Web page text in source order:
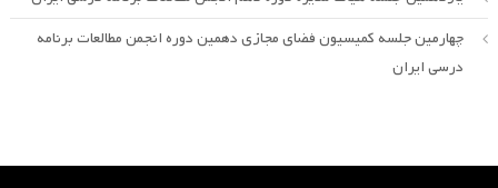
چهارمین جلسه کمیسیون فضای مجازی دهمین دوره انجمن مطالعات برنامه
درسی ایران